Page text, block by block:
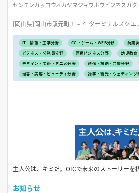
センモンガッコウオカヤマジョウホウビジネスガク
[岡山県]岡山市駅元町１－４ ターミナルスクエ
IT・情報・工学分野 CG・ゲーム・WEB分野
商業
ビジネス・公務員分野
医療ビジネス分野
幼児教育
デザイン・美術・アニメ分野
映像・放送・音響分野
理容・美容・ビューティ分野
語学・観光・ウェディング
主人公は、キミだ。OICで未来のストーリーを
お知らせ